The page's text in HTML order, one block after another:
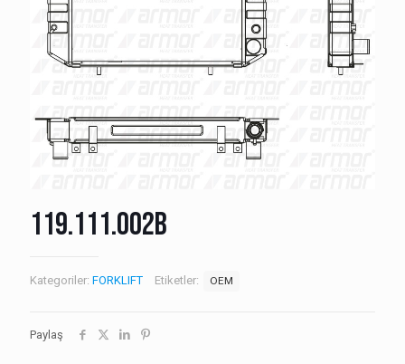
119.111.002B
Kategoriler: FORKLIFT Etiketler: OEM
Paylaş